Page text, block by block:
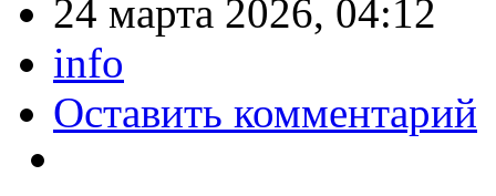
24 марта 2026, 04:12
info
Оставить комментарий